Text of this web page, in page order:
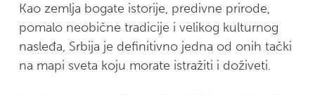
Kao zemlja bogate istorije, predivne prirode,
pomalo neobične tradicije i velikog kulturnog
nasleđa, Srbija je definitivno jedna od onih tački
na mapi sveta koju morate istražiti i doživeti.